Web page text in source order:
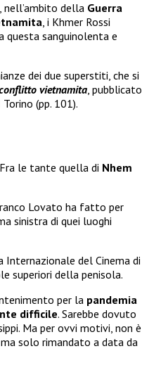
della Guerra
, i Khmer Rossi
questa sanguinolenta e
dei due superstiti, che si
vietnamita, pubblicato
(pp. 101).
le tante quella di Nhem
Lovato ha fatto per
sinistra di quei luoghi
del Cinema di
superiori della penisola.
per la pandemia
difficile. Sarebbe dovuto
Ma per ovvi motivi, non è
solo rimandato a data da